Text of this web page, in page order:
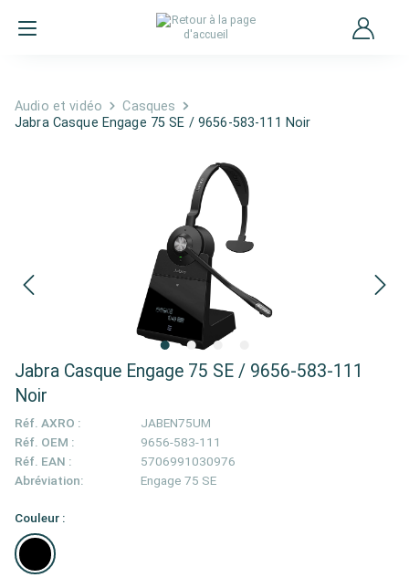
Audio et vidéo
Casques
Jabra Casque Engage 75 SE / 9656-583-111 Noir
Jabra Casque Engage 75 SE / 9656-583-111
Noir
Réf. AXRO :
JABEN75UM
Réf. OEM :
9656-583-111
Réf. EAN :
5706991030976
Abréviation:
Engage 75 SE
Couleur :